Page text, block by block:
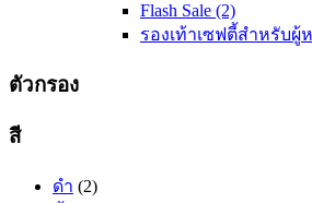
Flash Sale (2)
รองเท้าเซฟตี้สำหรับผู้
ตัวกรอง
สี
ดำ (2)